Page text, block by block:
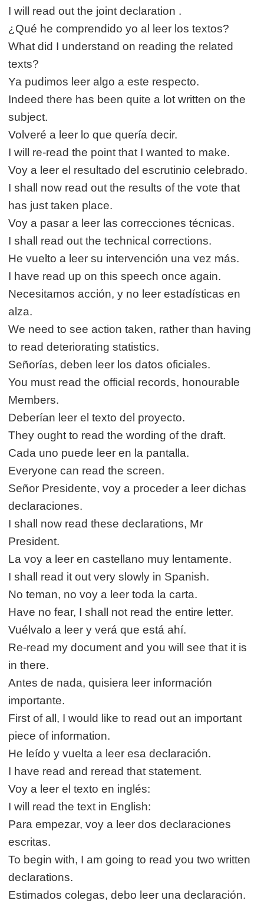
I will read out the joint declaration .
¿Qué he comprendido yo al leer los textos?
What did I understand on reading the related
texts?
Ya pudimos leer algo a este respecto.
Indeed there has been quite a lot written on the
subject.
Volveré a leer lo que quería decir.
I will re-read the point that I wanted to make.
Voy a leer el resultado del escrutinio celebrado.
I shall now read out the results of the vote that
has just taken place.
Voy a pasar a leer las correcciones técnicas.
I shall read out the technical corrections.
He vuelto a leer su intervención una vez más.
I have read up on this speech once again.
Necesitamos acción, y no leer estadísticas en
alza.
We need to see action taken, rather than having
to read deteriorating statistics.
Señorías, deben leer los datos oficiales.
You must read the official records, honourable
Members.
Deberían leer el texto del proyecto.
They ought to read the wording of the draft.
Cada uno puede leer en la pantalla.
Everyone can read the screen.
Señor Presidente, voy a proceder a leer dichas
declaraciones.
I shall now read these declarations, Mr
President.
La voy a leer en castellano muy lentamente.
I shall read it out very slowly in Spanish.
No teman, no voy a leer toda la carta.
Have no fear, I shall not read the entire letter.
Vuélvalo a leer y verá que está ahí.
Re-read my document and you will see that it is
in there.
Antes de nada, quisiera leer información
importante.
First of all, I would like to read out an important
piece of information.
He leído y vuelta a leer esa declaración.
I have read and reread that statement.
Voy a leer el texto en inglés:
I will read the text in English:
Para empezar, voy a leer dos declaraciones
escritas.
To begin with, I am going to read you two written
declarations.
Estimados colegas, debo leer una declaración.